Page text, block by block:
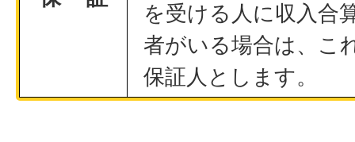
を受ける人に収入合
者がいる場合は、こ
保証人とします。